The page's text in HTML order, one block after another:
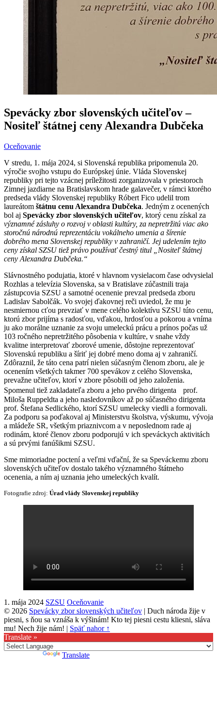
Spevácky zbor slovenských učiteľov –
Nositeľ štátnej ceny Alexandra Dubčeka
Oceňovanie
V stredu, 1. mája 2024, si Slovenská republika pripomenula 20.
výročie svojho vstupu do Európskej únie. Vláda Slovenskej
republiky pri tejto vzácnej príležitosti zorganizovala v priestoroch
Zimnej jazdiarne na Bratislavskom hrade galavečer, v rámci ktorého
predseda vlády Slovenskej republiky Róbert Fico udelil trom
laureátom štátnu cenu Alexandra Dubčeka. Jedným z ocenených
bol aj Spevácky zbor slovenských učiteľov, ktorý cenu získal za
významné zásluhy o rozvoj v oblasti kultúry, za nepretržitú viac ako
storočnú národnú reprezentáciu vokálneho umenia a šírenie
dobrého mena Slovenskej republiky v zahraničí. Jej udelením tejto
ceny získal SZSU tiež právo používať čestný titul „Nositeľ štátnej
ceny Alexandra Dubčeka.“
Slávnostného podujatia, ktoré v hlavnom vysielacom čase odvysielal
Rozhlas a televízia Slovenska, sa v Bratislave zúčastnili traja
zástupcovia SZSU a samotné ocenenie prevzal predseda zboru
Ladislav Sabolčák. Vo svojej ďakovnej reči uviedol, že mu je
nesmiernou cťou prevziať v mene celého kolektívu SZSU túto cenu,
ktorú zbor prijíma s radosťou, vďakou, hrdosťou a pokorou a vníma
ju ako morálne uznanie za svoju umeleckú prácu a prínos počas už
103 ročného nepretržitého pôsobenia v kultúre, v snahe vždy
kvalitne interpretovať zborové umenie, dôstojne reprezentovať
Slovenskú republiku a šíriť jej dobré meno doma aj v zahraničí.
Zdôraznil, že táto cena patrí nielen súčasným členom zboru, ale je
ocenením všetkých takmer 700 spevákov z celého Slovenska,
prevažne učiteľov, ktorí v zbore pôsobili od jeho založenia.
Spomenul tiež zakladateľa zboru a jeho prvého dirigenta prof.
Miloša Ruppeldta a jeho nasledovníkov až po súčasného dirigenta
prof. Štefana Sedlického, ktorí SZSU umelecky viedli a formovali.
Za podporu sa poďakoval aj Ministerstvu školstva, výskumu, vývoja
a mládeže SR, všetkým priaznivcom a v neposlednom rade aj
rodinám, ktoré členov zboru podporujú v ich speváckych aktivitách
a sú prvými fanúšikmi SZSU.
Sme mimoriadne poctení a veľmi vďační, že sa Speváckemu zboru
slovenských učiteľov dostalo takého významného štátneho
ocenenia, a ním aj uznania jeho umeleckých kvalít.
Fotografie zdroj: Úrad vlády Slovenskej republiky
1. mája 2024 SZSU Oceňovanie
© 2026 Spevácky zbor slovenských učiteľov | Duch národa žije v
piesni, s ňou sa vznáša k výšinám! Kto tej piesni cestu kliesni, sláva
mu! Nech žije nám! | Späť nahor ↑
Translate »
Translate